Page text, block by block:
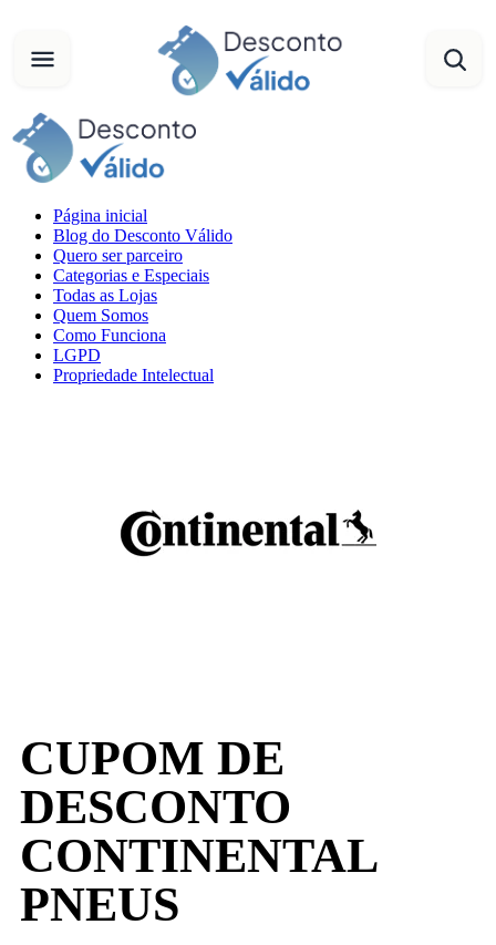
Página inicial
Blog do Desconto Válido
Quero ser parceiro
Categorias e Especiais
Todas as Lojas
Quem Somos
Como Funciona
LGPD
Propriedade Intelectual
CUPOM DE
DESCONTO
CONTINENTAL
PNEUS